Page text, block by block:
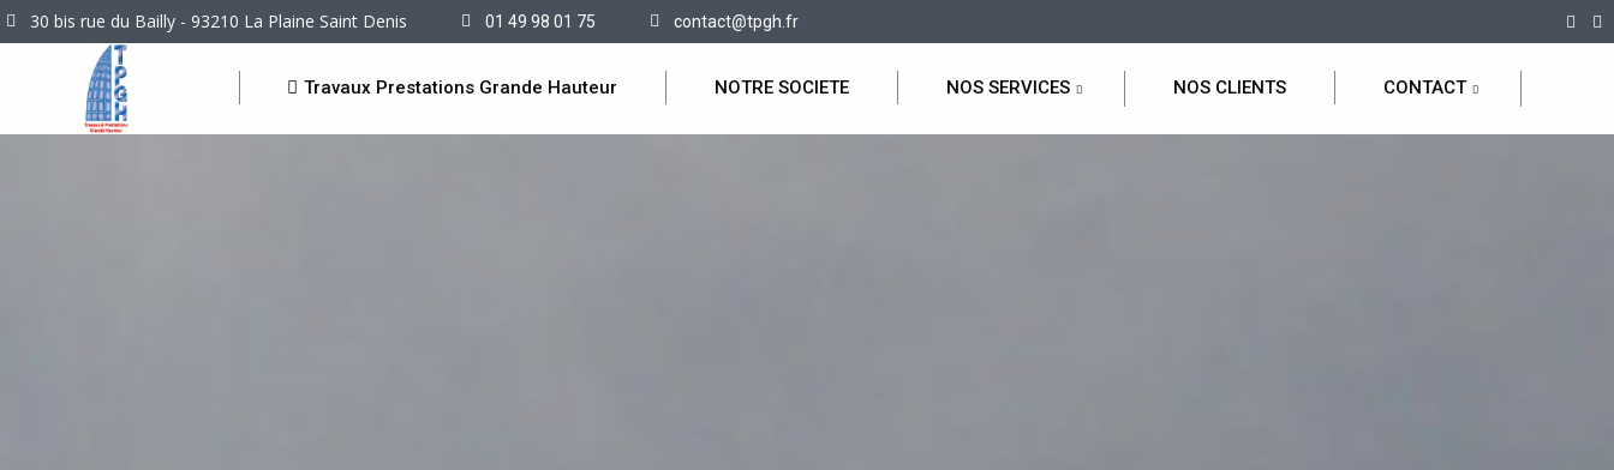
30 bis rue du Bailly - 93210 La Plaine Saint Denis 01 49 98 01 75 contact@tpgh.fr
Travaux Prestations Grande Hauteur NOTRE SOCIETE NOS SERVICES NOS CLIENTS CONTACT